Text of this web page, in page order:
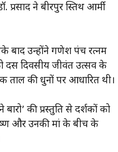
प्रसाद ने बीरपुर स्तिथ आर्मी
बाद उन्होंने गणेश पंच रत्नम
दस दिवसीय जीवंत उत्सव के
ताल की धुनों पर आधारित थी।
बारो’ की प्रस्तुति से दर्शकों को
और उनकी मां के बीच के